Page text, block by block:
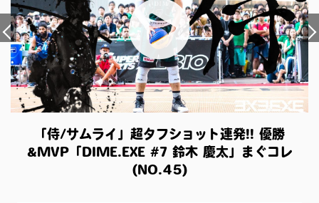
「侍/サムライ」超タフショット連発!! 優勝
&MVP「DIME.EXE #7 鈴木 慶太」まぐコレ
(NO.45)